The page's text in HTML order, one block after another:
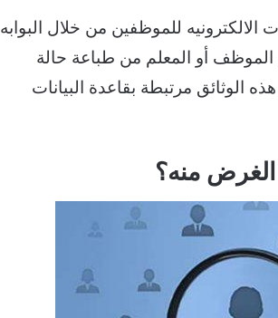
للموظفين من خلال البوابه
الموظف أو المعلم من طباعة حالة
الوثائق مرتبطة بقاعدة البيانات
الغرض منه؟